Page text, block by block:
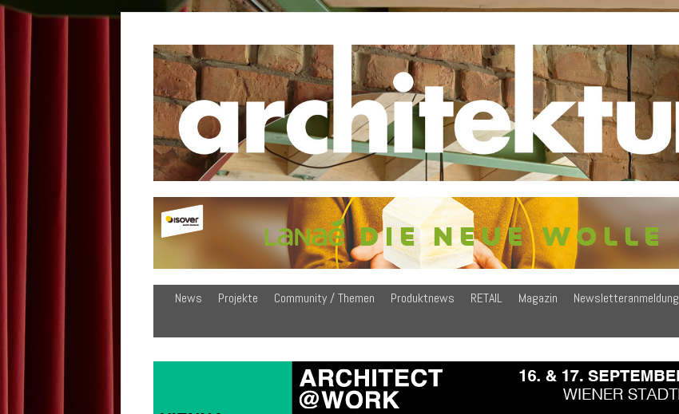
News Projekte Community / Themen Produktnews RETAIL Magazin Newsletteranmeldung